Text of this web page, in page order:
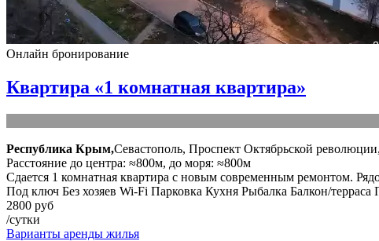
Онлайн бронирование
Квартира «1 комнатная квартира»
Республика Крым,Севастополь, Проспект Октябрьской
Расстояние до центра: ≈800м, до моря: ≈800м
Сдается 1 комнатная квартира с новым современным ремонтом.
Под ключ Без хозяев Wi-Fi Парковка Кухня Рыбалка Балкон/терраса
2800 руб
/сутки
Варианты аренды жилья